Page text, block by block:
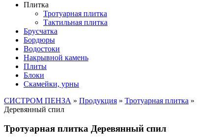
Плитка
Тротуарная плитка
Тактильная плитка
Брусчатка
Бордюры
Водостоки
Накрывной камень
Плиты
Блоки
Скамейки, урны
СИСТРОМ ПЕНЗА » Продукция » Тротуарная плитка »
Деревянный спил
Тротуарная плитка Деревянный спил